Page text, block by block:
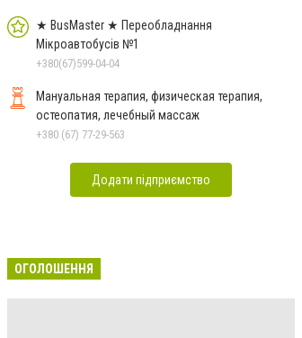
★ BusMaster ★ Переобладнання
Мікроавтобусів №1
+380(67)599-04-04
Мануальная терапия, физическая терапия,
остеопатия, лечебный массаж
+380 (67) 77-29-563
Додати підприємство
ОГОЛОШЕННЯ